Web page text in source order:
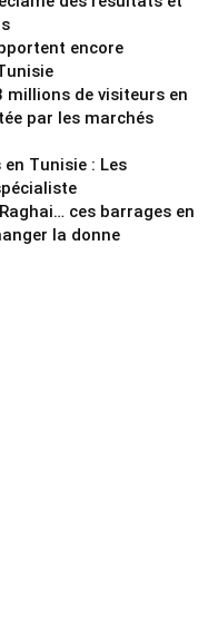
encore
millions de visiteurs en
par les marchés
Tunisie : Les
ces barrages en
la donne